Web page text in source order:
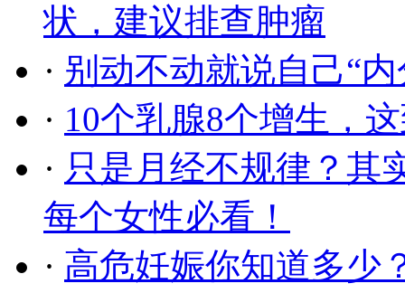
状，建议排查肿瘤
· 别动不动就说自己“
· 10个乳腺8个增生，
· 只是月经不规律？其
每个女性必看！
· 高危妊娠你知道多少